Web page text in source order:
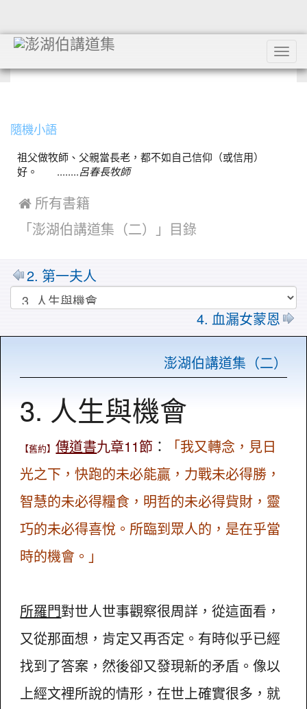
隨機小語
祖父做牧師、父親當長老，都不如自己信仰（或信用）
好。 ........呂春長牧師
 所有書籍
「澎湖伯講道集（二）」目錄
2. 第一夫人
4. 血漏女蒙恩
澎湖伯講道集（二）
3. 人生與機會
【舊約】傳道書九章11節 ：
「我又轉念，見日
光之下，快跑的未必能贏，力戰未必得勝，
智慧的未必得糧食，明哲的未必得貲財，靈
巧的未必得喜悅。所臨到眾人的，是在乎當
時的機會。」
所羅門對世人世事觀察很周詳，從這面看，
又從那面想，肯定又再否定。有時似乎已經
找到了答案，然後卻又發現新的矛盾。像以
上經文裡所說的情形，在世上確實很多，就